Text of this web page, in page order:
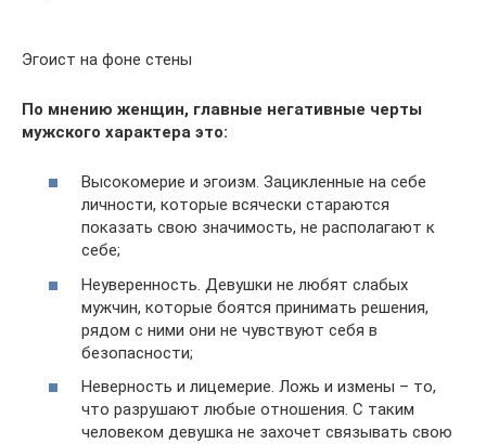
Эгоист на фоне стены
По мнению женщин, главные негативные черты
мужского характера это:
Высокомерие и эгоизм. Зацикленные на себе
личности, которые всячески стараются
показать свою значимость, не располагают к
себе;
Неуверенность. Девушки не любят слабых
мужчин, которые боятся принимать решения,
рядом с ними они не чувствуют себя в
безопасности;
Неверность и лицемерие. Ложь и измены – то,
что разрушают любые отношения. С таким
человеком девушка не захочет связывать свою